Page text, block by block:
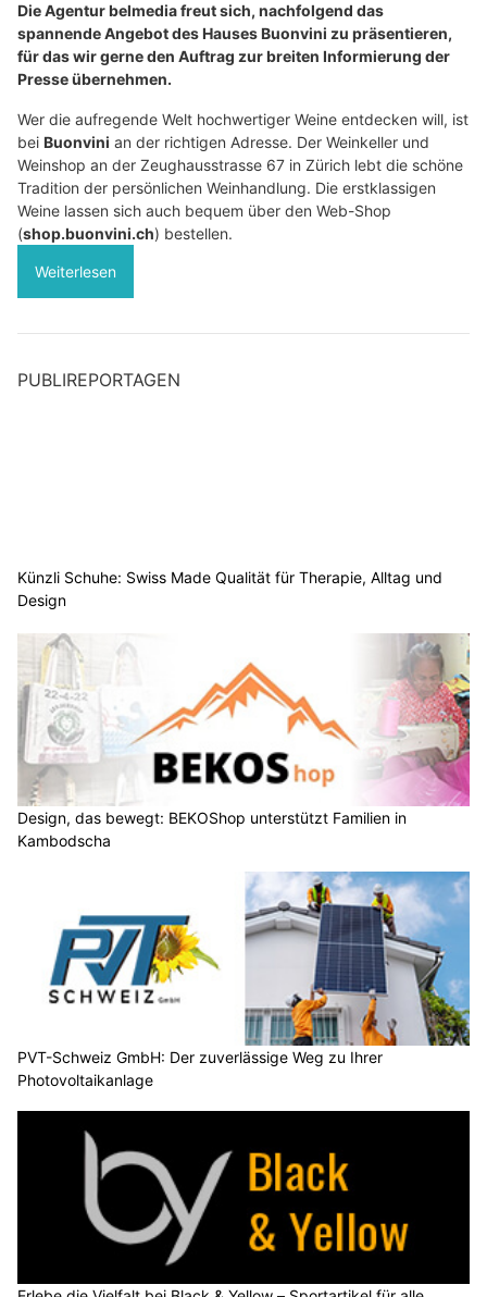
Die Agentur belmedia freut sich, nachfolgend das
spannende Angebot des Hauses Buonvini zu präsentieren,
für das wir gerne den Auftrag zur breiten Informierung der
Presse übernehmen.
Wer die aufregende Welt hochwertiger Weine entdecken will, ist
bei Buonvini an der richtigen Adresse. Der Weinkeller und
Weinshop an der Zeughausstrasse 67 in Zürich lebt die schöne
Tradition der persönlichen Weinhandlung. Die erstklassigen
Weine lassen sich auch bequem über den Web-Shop
(shop.buonvini.ch) bestellen.
Weiterlesen
PUBLIREPORTAGEN
Künzli Schuhe: Swiss Made Qualität für Therapie, Alltag und
Design
Design, das bewegt: BEKOShop unterstützt Familien in
Kambodscha
PVT-Schweiz GmbH: Der zuverlässige Weg zu Ihrer
Photovoltaikanlage